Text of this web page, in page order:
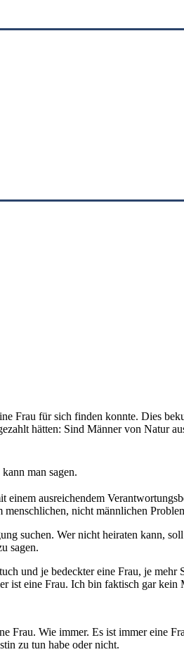
Frau für sich finden konnte. Dies
hätten: Sind Männer von Natur
man sagen.
einem ausreichendem
nicht männlichen
suchen. Wer nicht heiraten kann,
sagen.
und je bedeckter eine Frau, je
ist eine Frau. Ich bin faktisch gar
Wie immer. Es ist immer eine
zu tun habe oder nicht.